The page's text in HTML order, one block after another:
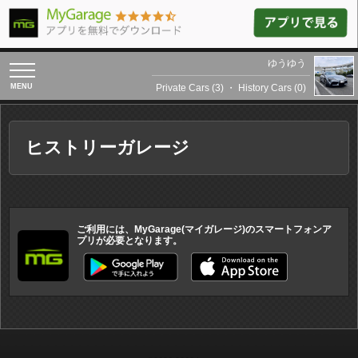
toggle
navigation
ゆうゆう
Private Cars (3) ・ History Cars (0)
ヒストリーガレージ
ご利用には、MyGarage(マイガレージ)のスマートフォンア
プリが必要となります。